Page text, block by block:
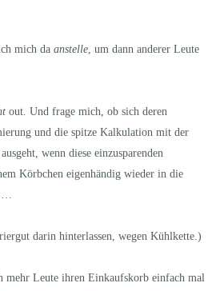
mich daanstelle, um dann anderer Leute
out. Und frage mich, ob sich deren
und die spitze Kalkulation mit der
wenn diese einzusparenden
Körbchen eigenhändig wieder in die
…
darin hinterlassen, wegen Kühlkette.)
mehr Leute ihren Einkaufskorb einfach mal